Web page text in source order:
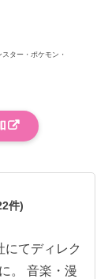
ター・ポケモン・
件)
にてディレク
。 音楽・漫